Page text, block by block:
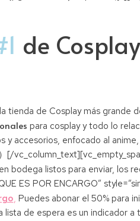
de
tienda de Cosplay más grande
para cosplay y todo lo
y accesorios, enfocado al
[/
bodega listos para enviar, los
ES POR ENCARGO”
, Puedes abonar el 50% para
lista de espera es un